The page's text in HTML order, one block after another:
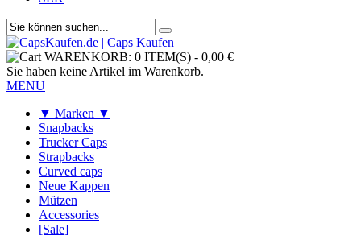
WARENKORB: 0 ITEM(S) - 0,00 €
Sie haben keine Artikel im Warenkorb.
MENU
▼ Marken ▼
Snapbacks
Trucker Caps
Strapbacks
Curved caps
Neue Kappen
Mützen
Accessories
[Sale]